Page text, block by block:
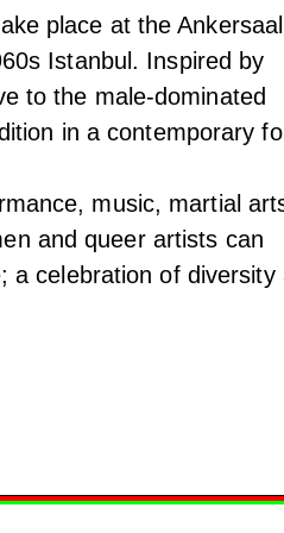
place at the
Istanbul. Inspired by
to the male-dominated
in a contemporary
music, martial
and queer artists can
a celebration of diversity